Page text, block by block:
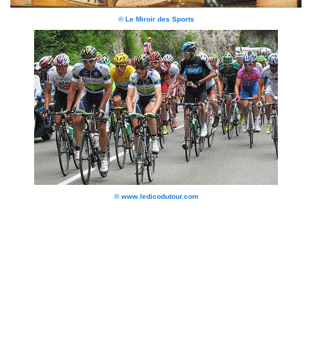
© Le Miroir des Sports
© www.ledicodutour.com